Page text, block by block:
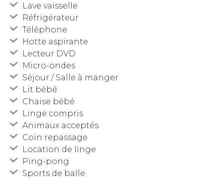
Lave vaisselle
Réfrigérateur
Téléphone
Hotte aspirante
Lecteur DVD
Micro-ondes
Séjour / Salle à manger
Lit bébé
Chaise bébé
Linge compris
Animaux acceptés
Coin repassage
Location de linge
Ping-pong
Sports de balle